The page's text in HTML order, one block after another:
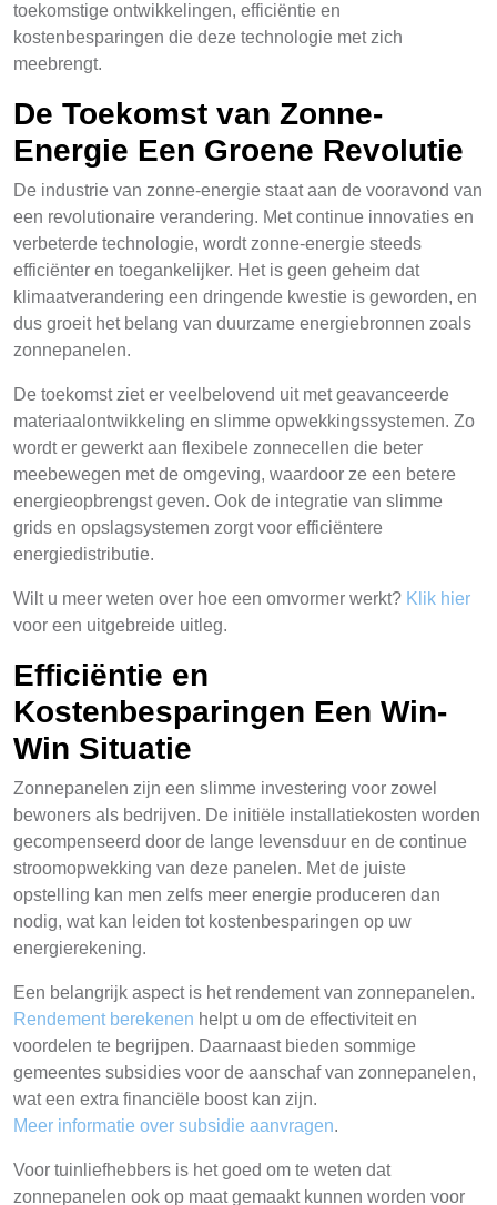
toekomstige ontwikkelingen, efficiëntie en
kostenbesparingen die deze technologie met zich
meebrengt.
De Toekomst van Zonne-
Energie Een Groene Revolutie
De industrie van zonne-energie staat aan de vooravond van
een revolutionaire verandering. Met continue innovaties en
verbeterde technologie, wordt zonne-energie steeds
efficiënter en toegankelijker. Het is geen geheim dat
klimaatverandering een dringende kwestie is geworden, en
dus groeit het belang van duurzame energiebronnen zoals
zonnepanelen.
De toekomst ziet er veelbelovend uit met geavanceerde
materiaalontwikkeling en slimme opwekkingssystemen. Zo
wordt er gewerkt aan flexibele zonnecellen die beter
meebewegen met de omgeving, waardoor ze een betere
energieopbrengst geven. Ook de integratie van slimme
grids en opslagsystemen zorgt voor efficiëntere
energiedistributie.
Wilt u meer weten over hoe een omvormer werkt? Klik hier
voor een uitgebreide uitleg.
Efficiëntie en
Kostenbesparingen Een Win-
Win Situatie
Zonnepanelen zijn een slimme investering voor zowel
bewoners als bedrijven. De initiële installatiekosten worden
gecompenseerd door de lange levensduur en de continue
stroomopwekking van deze panelen. Met de juiste
opstelling kan men zelfs meer energie produceren dan
nodig, wat kan leiden tot kostenbesparingen op uw
energierekening.
Een belangrijk aspect is het rendement van zonnepanelen.
Rendement berekenen helpt u om de effectiviteit en
voordelen te begrijpen. Daarnaast bieden sommige
gemeentes subsidies voor de aanschaf van zonnepanelen,
wat een extra financiële boost kan zijn.
Meer informatie over subsidie aanvragen.
Voor tuinliefhebbers is het goed om te weten dat
zonnepanelen ook op maat gemaakt kunnen worden voor